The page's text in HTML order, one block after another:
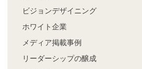
ビジョンデザイニング
ホワイト企業
メディア掲載事例
リーダーシップの醸成